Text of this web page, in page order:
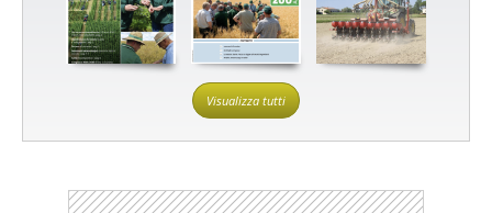
Visualizza tutti